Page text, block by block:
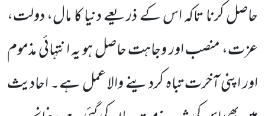
حاصل کرنا تاکہ اس کے ذریعے دنیا کا مال، دولت،
عزت، منصب اور وجاہت حاصل ہو یہ انتہائی مذموم
اور اپنی آخرت تباہ کردینے والا عمل ہے۔ احادیث